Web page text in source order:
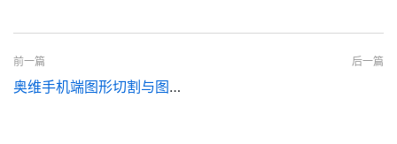
前一篇
奥维手机端图形切割与图形组合使用说明
后一篇